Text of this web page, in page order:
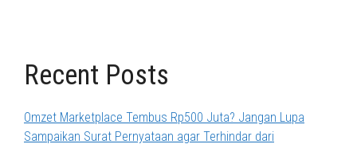
Recent Posts
Omzet Marketplace Tembus Rp500 Juta? Jangan Lupa
Sampaikan Surat Pernyataan agar Terhindar dari